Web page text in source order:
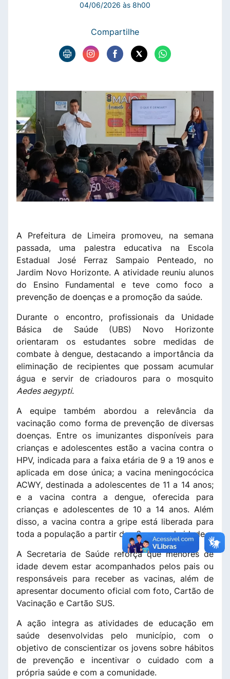
04/06/2026 às 8h00
Compartilhe
A Prefeitura de Limeira promoveu, na semana
passada, uma palestra educativa na Escola
Estadual José Ferraz Sampaio Penteado, no
Jardim Novo Horizonte. A atividade reuniu alunos
do Ensino Fundamental e teve como foco a
prevenção de doenças e a promoção da saúde.
Durante o encontro, profissionais da Unidade
Básica de Saúde (UBS) Novo Horizonte
orientaram os estudantes sobre medidas de
combate à dengue, destacando a importância da
eliminação de recipientes que possam acumular
água e servir de criadouros para o mosquito
Aedes aegypti.
A equipe também abordou a relevância da
vacinação como forma de prevenção de diversas
doenças. Entre os imunizantes disponíveis para
crianças e adolescentes estão a vacina contra o
HPV, indicada para a faixa etária de 9 a 19 anos e
aplicada em dose única; a vacina meningocócica
ACWY, destinada a adolescentes de 11 a 14 anos;
e a vacina contra a dengue, oferecida para
crianças e adolescentes de 10 a 14 anos. Além
disso, a vacina contra a gripe está liberada para
toda a população a partir dos 6 meses de idade.
A Secretaria de Saúde reforça que menores de
idade devem estar acompanhados pelos pais ou
responsáveis para receber as vacinas, além de
apresentar documento oficial com foto, Cartão de
Vacinação e Cartão SUS.
A ação integra as atividades de educação em
saúde desenvolvidas pelo município, com o
objetivo de conscientizar os jovens sobre hábitos
de prevenção e incentivar o cuidado com a
própria saúde e com a comunidade.